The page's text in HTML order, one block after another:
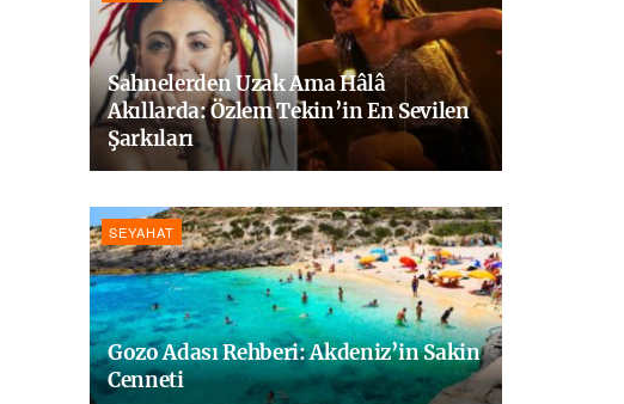
Sahnelerden Uzak Ama Hâlâ
Akıllarda: Özlem Tekin’in En Sevilen
Şarkıları
SEYAHAT
Gozo Adası Rehberi: Akdeniz’in Sakin
Cenneti